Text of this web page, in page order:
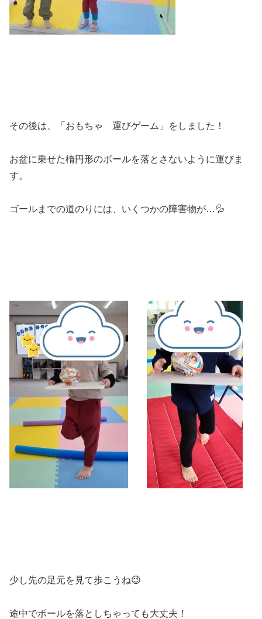
その後は、「おもちゃ 運びゲーム」をしました！
お盆に乗せた楕円形のボールを落とさないように運びま
す。
ゴールまでの道のりには、いくつかの障害物が…💦
少し先の足元を見て歩こうね😉
途中でボールを落としちゃっても大丈夫！